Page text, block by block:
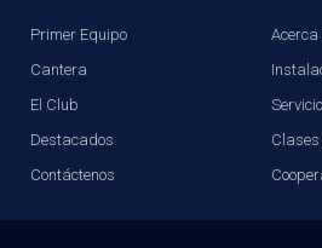
Primer Equipo
Cantera
El Club
Destacados
Contáctenos
Acerca